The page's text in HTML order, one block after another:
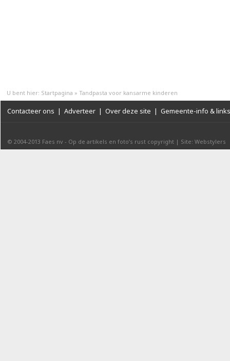
U bent hier: Startpagina » Tandpasta voor kansarme kinderen
Contacteer ons | Adverteer | Over deze site | Gemeente-info & links
© 2004-2013 Faes nv - Op de artikels en foto’s rust copyright | Site: Webstylers